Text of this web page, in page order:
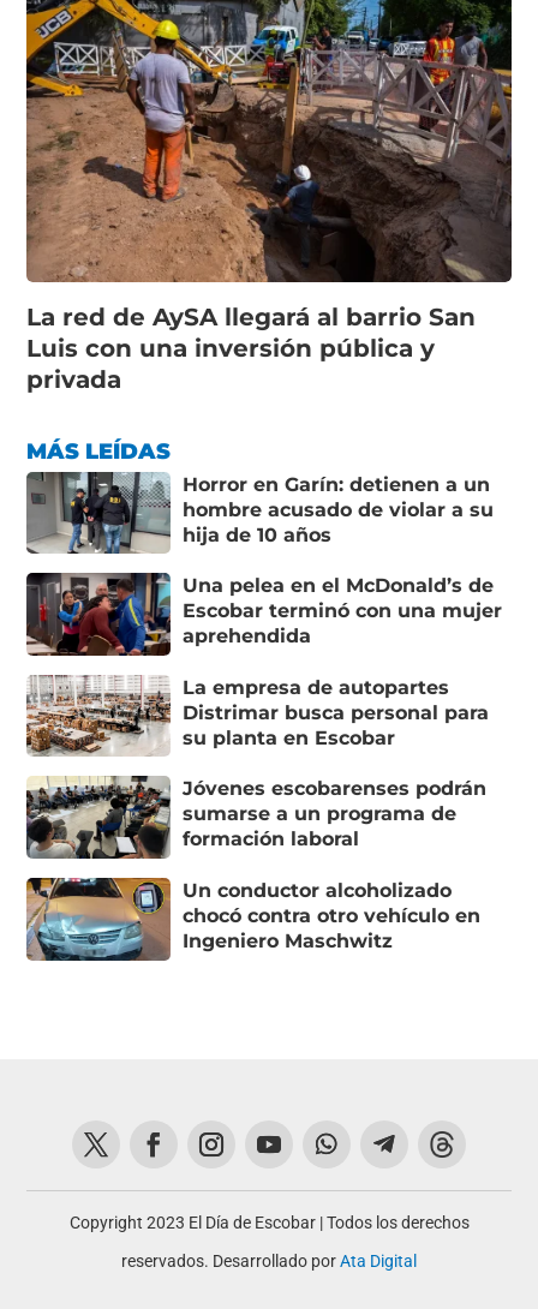
La red de AySA llegará al barrio San
Luis con una inversión pública y
privada
MÁS LEÍDAS
Horror en Garín: detienen a un
hombre acusado de violar a su
hija de 10 años
Una pelea en el McDonald’s de
Escobar terminó con una mujer
aprehendida
La empresa de autopartes
Distrimar busca personal para
su planta en Escobar
Jóvenes escobarenses podrán
sumarse a un programa de
formación laboral
Un conductor alcoholizado
chocó contra otro vehículo en
Ingeniero Maschwitz
Copyright 2023 El Día de Escobar | Todos los derechos
reservados. Desarrollado porAta Digital